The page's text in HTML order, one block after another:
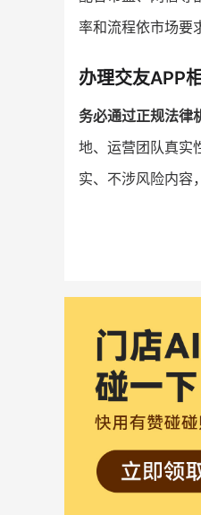
率和流程依市场要
办理交友APP
务必通过正规法律
地、运营团队真实
实、不涉风险内容